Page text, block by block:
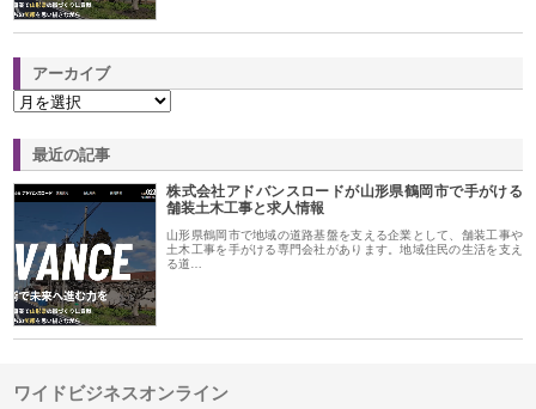
アーカイブ
最近の記事
株式会社アドバンスロードが山形県鶴岡市で手がける
舗装土木工事と求人情報
山形県鶴岡市で地域の道路基盤を支える企業として、舗装工事や
土木工事を手がける専門会社があります。地域住民の生活を支え
る道…
ワイドビジネスオンライン